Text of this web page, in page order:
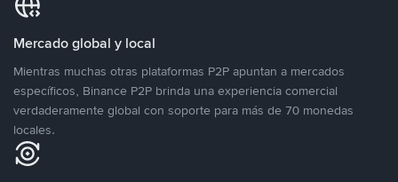
Mercado global y local
Mientras muchas otras plataformas P2P apuntan a mercados
específicos, Binance P2P brinda una experiencia comercial
verdaderamente global con soporte para más de 70 monedas
locales.